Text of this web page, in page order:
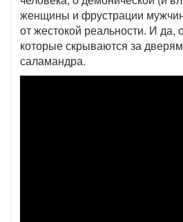
женщины и фрустрации
от жестокой реальности. И да,
которые скрываются за
саламандра.